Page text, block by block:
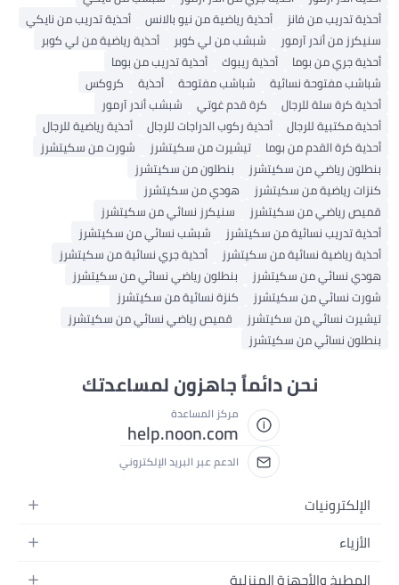
أحذية تدريب من فانز
أحذية رياضية من نيو بالانس
أحذية تدريب من نايكي
سنيكرز من أندر آرمور
شبشب من لي كوبر
أحذية رياضية من لي كوبر
أحذية جري من بوما
أحذية ريبوك
أحذية تدريب من بوما
شباشب مفتوحة نسائية
شباشب مفتوحة أحذية
كروكس
أحذية كرة سلة للرجال
كرة قدم غوتي
شبشب أندر آرمور
أحذية مكتبية للرجال
أحذية ركوب الدراجات للرجال
أحذية رياضية للرجال
أحذية كرة القدم من بوما
تيشيرت من سكيتشرز
شورت من سكيتشرز
بنطلون رياضي من سكيتشرز
بنطلون من سكيتشرز
كنزات رياضية من سكيتشرز
هودي من سكيتشرز
قميص رياضي من سكيتشرز
سنيكرز نسائي من سكيتشرز
أحذية تدريب نسائية من سكيتشرز
شبشب نسائي من سكيتشرز
أحذية رياضية نسائية من سكيتشرز
أحذية جري نسائية من سكيتشرز
هودي نسائي من سكيتشرز
بنطلون رياضي نسائي من سكيتشرز
شورت نسائي من سكيتشرز
كنزة نسائية من سكيتشرز
تيشيرت نسائي من سكيتشرز
قميص رياضي نسائي من سكيتشرز
بنطلون نسائي من سكيتشرز
نحن دائماً جاهزون لمساعدتك
مركز المساعدة
help.noon.com
الدعم عبر البريد الإلكتروني
الإلكترونيات
الجوالات
الأزياء
أزياء نسائية